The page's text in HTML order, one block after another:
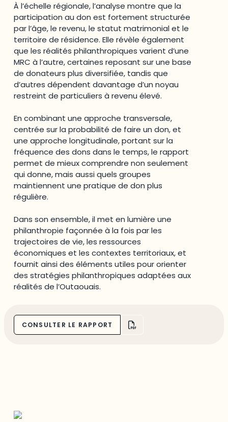
À l’échelle régionale, l’analyse montre que la
participation au don est fortement structurée
par l’âge, le revenu, le statut matrimonial et le
territoire de résidence. Elle révèle également
que les réalités philanthropiques varient d’une
MRC à l’autre, certaines reposant sur une base
de donateurs plus diversifiée, tandis que
d’autres dépendent davantage d’un noyau
restreint de particuliers à revenu élevé.
En combinant une approche transversale,
centrée sur la probabilité de faire un don, et
une approche longitudinale, portant sur la
fréquence des dons dans le temps, le rapport
permet de mieux comprendre non seulement
qui donne, mais aussi quels groupes
maintiennent une pratique de don plus
régulière.
Dans son ensemble, il met en lumière une
philanthropie façonnée à la fois par les
trajectoires de vie, les ressources
économiques et les contextes territoriaux, et
fournit ainsi des éléments utiles pour orienter
des stratégies philanthropiques adaptées aux
réalités de l’Outaouais.
CONSULTER LE RAPPORT